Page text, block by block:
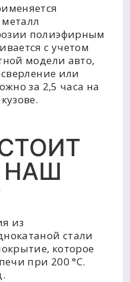
полиэфирным
с учетом
модели авто,
или
за 2,5 часа на
НАШ
из
стали
которое
при 200 °C.